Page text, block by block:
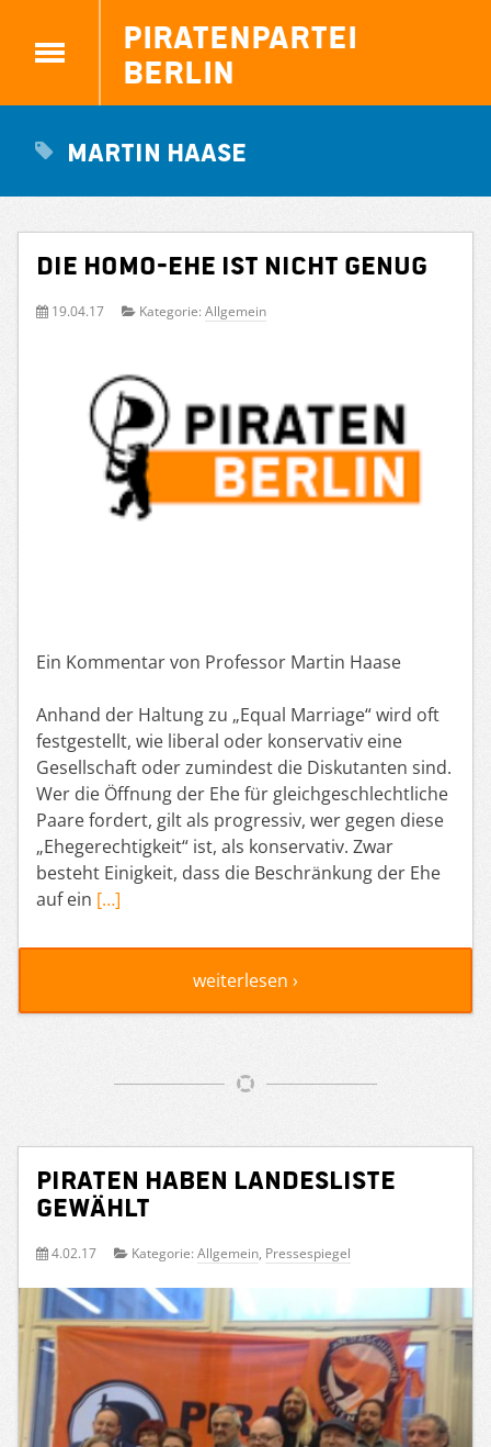
Piratenpartei
Berlin
Martin Haase
Die Homo-Ehe ist nicht genug
19.04.17 Kategorie: Allgemein
Ein Kommentar von Professor Martin Haase
Anhand der Haltung zu „Equal Marriage“ wird oft
festgestellt, wie liberal oder konservativ eine
Gesellschaft oder zumindest die Diskutanten sind.
Wer die Öffnung der Ehe für gleichgeschlechtliche
Paare fordert, gilt als progressiv, wer gegen diese
„Ehegerechtigkeit“ ist, als konservativ. Zwar
besteht Einigkeit, dass die Beschränkung der Ehe
auf ein […]
weiterlesen ›
PIRATEN haben Landesliste
gewählt
4.02.17 Kategorie: Allgemein, Pressespiegel